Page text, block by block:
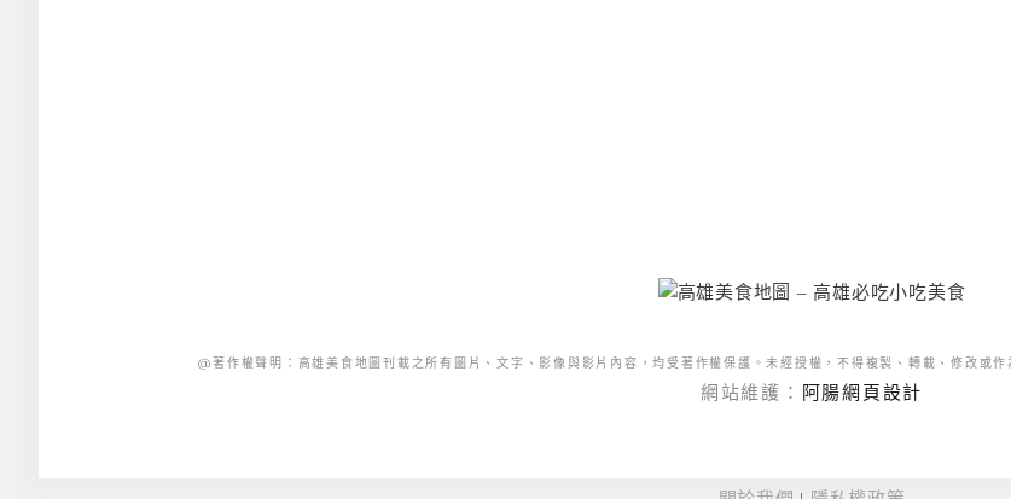
@著作權聲明：高雄美食地圖刊載之所有圖片、文字、影像與影片內容，均受著作權保護。未經授權，不得複製、轉載、修改或
網站維護： 阿腸網頁設計